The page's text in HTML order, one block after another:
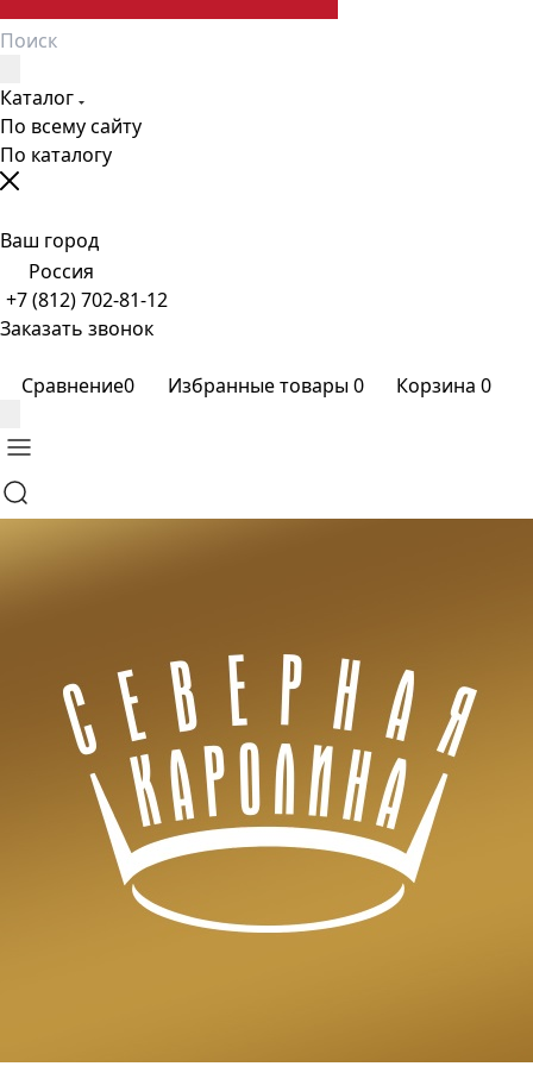
Каталог
По всему сайту
По каталогу
Ваш город
Россия
+7 (812) 702-81-12
Заказать звонок
Сравнение0 Избранные товары0 Корзина 0